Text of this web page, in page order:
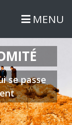
MENU
se passe